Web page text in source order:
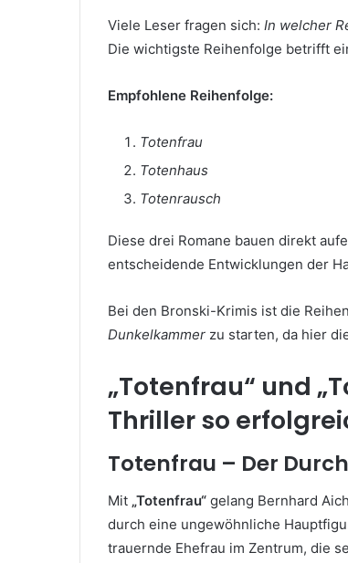
Viele Leser fragen sich: In welcher
Die wichtigste Reihenfolge betrifft
Empfohlene Reihenfolge:
Totenfrau
Totenhaus
Totenrausch
Diese drei Romane bauen direkt
entscheidende Entwicklungen der
Bei den Bronski-Krimis ist die
Dunkelkammer zu starten, da hier
„Totenfrau“ und
Thriller so
Totenfrau – Der
Mit „Totenfrau“ gelang Bernhard
durch eine ungewöhnliche
trauernde Ehefrau im Zentrum, die